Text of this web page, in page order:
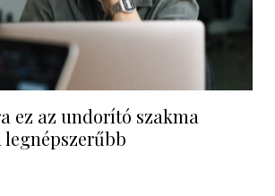
ez az undorító szakma
legnépszerűbb